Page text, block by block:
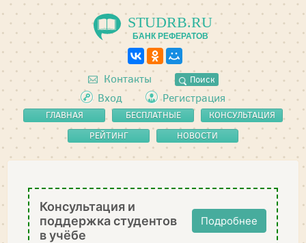
STUDRB.RU
БАНК РЕФЕРАТОВ
Контакты Поиск
Вход Регистрация
ГЛАВНАЯ
БЕСПЛАТНЫЕ
РЕФЕРАТЫ
КОНСУЛЬТАЦИЯ
РЕЙТИНГ
НОВОСТИ
Консультация и
поддержка студентов
в учёбе
Подробнее